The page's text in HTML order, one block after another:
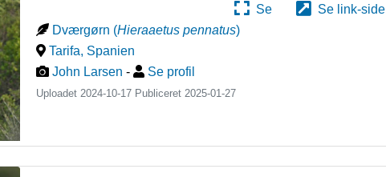
Se
Se link-side
Dværgørn (Hieraaetus pennatus)
Tarifa, Spanien
John Larsen - Se profil
Uploadet 2024-10-17 Publiceret 2025-01-27